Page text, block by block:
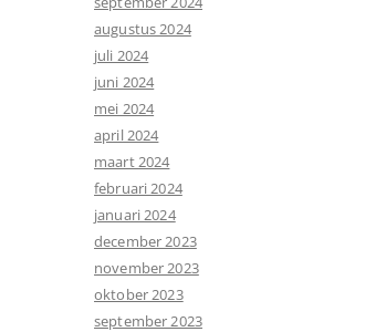
augustus 2024
juli 2024
juni 2024
mei 2024
april 2024
maart 2024
februari 2024
januari 2024
december 2023
november 2023
oktober 2023
september 2023